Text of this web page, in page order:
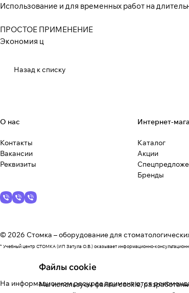
Использование и для временных работ на
ПРОСТОЕ ПРИМЕНЕНИЕ
Экономия ц
Назад к списку
О нас
Контакты
Вакансии
Реквизиты
Интернет-
Каталог
Акции
Бренды
© 2026 Стомка – оборудование для
* Учебный центр СТОМКА (ИП Затула О.В.) оказывает информационно-
На информационном ресурсе применяются
Файлы cookie
Мы используем файлы cookie,